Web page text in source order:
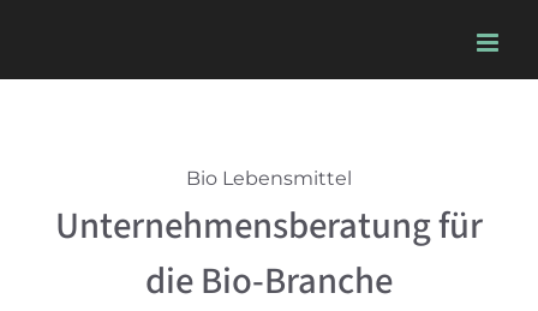
Bio Lebensmittel
Unternehmensberatung für
die Bio-Branche